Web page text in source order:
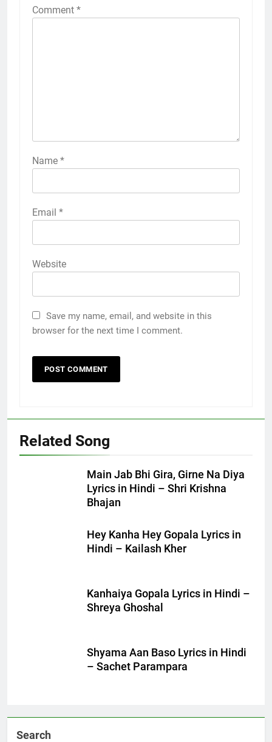
Comment *
Name *
Email *
Website
Save my name, email, and website in this
browser for the next time I comment.
Related Song
Main Jab Bhi Gira, Girne Na Diya
Lyrics in Hindi – Shri Krishna
Bhajan
Hey Kanha Hey Gopala Lyrics in
Hindi – Kailash Kher
Kanhaiya Gopala Lyrics in Hindi –
Shreya Ghoshal
Shyama Aan Baso Lyrics in Hindi
– Sachet Parampara
Search